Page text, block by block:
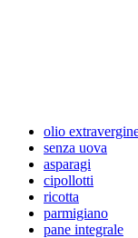
olio
senza uova
asparagi
cipollotti
ricotta
parmigiano
pane integrale